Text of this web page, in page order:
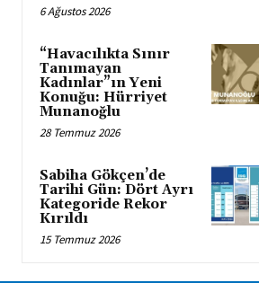
6 Ağustos 2026
“Havacılıkta Sınır
Tanımayan
Kadınlar”ın Yeni
Konuğu: Hürriyet
Munanoğlu
28 Temmuz 2026
Sabiha Gökçen’de
Tarihi Gün: Dört Ayrı
Kategoride Rekor
Kırıldı
15 Temmuz 2026